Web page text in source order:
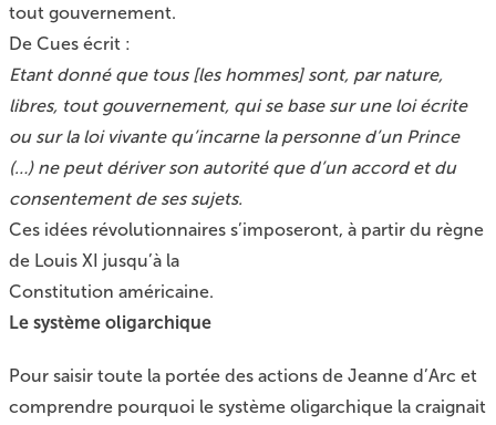
tout gouvernement.
De Cues écrit :
Etant donné que tous [les hommes] sont, par nature,
libres, tout gouvernement, qui se base sur une loi écrite
ou sur la loi vivante qu’incarne la personne d’un Prince
(…) ne peut dériver son autorité que d’un accord et du
consentement de ses sujets.
Ces idées révolutionnaires s’imposeront, à partir du règne
de Louis XI jusqu’à la
Constitution américaine.
Le système oligarchique
Pour saisir toute la portée des actions de Jeanne d’Arc et
comprendre pourquoi le système oligarchique la craignait